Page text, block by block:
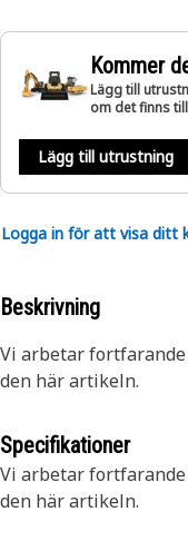
Kommer
Lägg till
om det finns
Lägg till utrustning
Logga in för att visa ditt
Beskrivning
Vi arbetar
den här artikeln.
Specifikationer
Vi arbetar
den här artikeln.